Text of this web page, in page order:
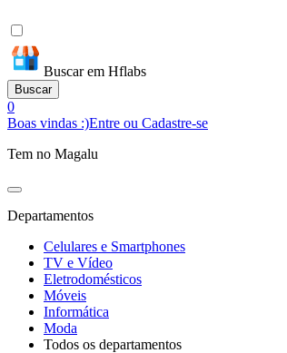
Buscar em Hflabs
Buscar
0
Boas vindas :)Entre ou Cadastre-se
Tem no Magalu
Departamentos
Celulares e Smartphones
TV e Vídeo
Eletrodomésticos
Móveis
Informática
Moda
Todos os departamentos